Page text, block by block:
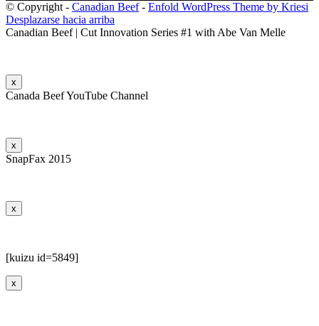
© Copyright - Canadian Beef- Enfold WordPress Theme by Kriesi
Desplazarse hacia arriba
Canadian Beef | Cut Innovation Series #1 with Abe Van Melle
x
Canada Beef YouTube Channel
x
SnapFax 2015
x
[kuizu id=5849]
x